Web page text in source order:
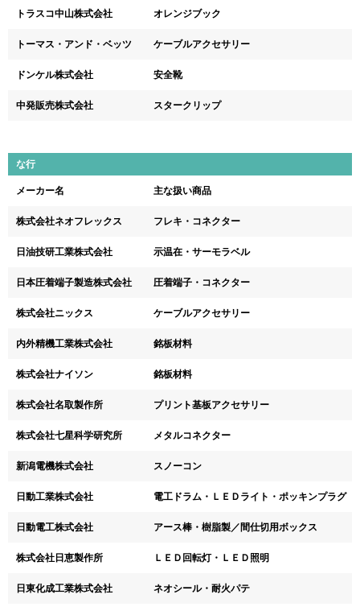
トラスコ中山株式会社 オレンジブック
トーマス・アンド・ベッツ ケーブルアクセサリー
ドンケル株式会社 安全靴
中発販売株式会社 スタークリップ
な行
メーカー名 主な扱い商品
株式会社ネオフレックス フレキ・コネクター
日油技研工業株式会社 示温在・サーモラベル
日本圧着端子製造株式会社 圧着端子・コネクター
株式会社ニックス ケーブルアクセサリー
内外精機工業株式会社 銘板材料
株式会社ナイソン 銘板材料
株式会社名取製作所 プリント基板アクセサリー
株式会社七星科学研究所 メタルコネクター
新潟電機株式会社 スノーコン
日動工業株式会社 電工ドラム・ＬＥＤライト・ポッキンプラグ
日動電工株式会社 アース棒・樹脂製／間仕切用ボックス
株式会社日恵製作所 ＬＥＤ回転灯・ＬＥＤ照明
日東化成工業株式会社 ネオシール・耐火パテ